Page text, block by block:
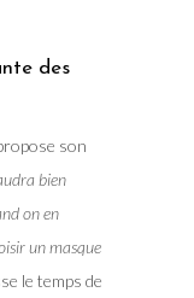
des
son
bien
on en
un masque
le temps de